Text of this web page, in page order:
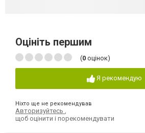
Оцініть першим
(0 оцінок)
Я рекомендую
Ніхто ще не рекомендував
Авторизуйтесь
щоб оцінити і порекомендувати